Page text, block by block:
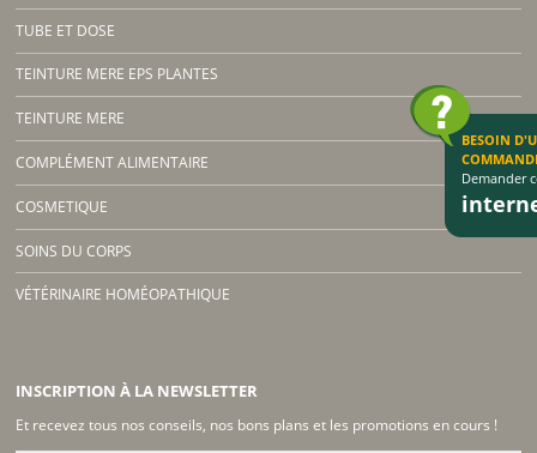
TUBE ET DOSE
TEINTURE MERE EPS PLANTES
TEINTURE MERE
COMPLÉMENT ALIMENTAIRE
COSMETIQUE
SOINS DU CORPS
VÉTÉRINAIRE HOMÉOPATHIQUE
INSCRIPTION À LA NEWSLETTER
Et recevez tous nos conseils, nos bons plans et les promotions en cours !
BESOIN
Demander